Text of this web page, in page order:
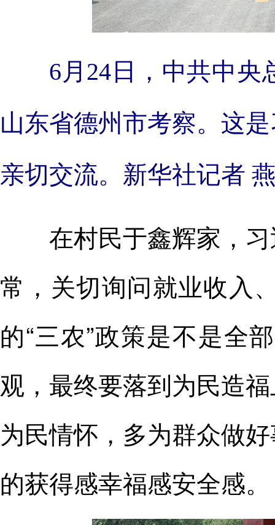
6月24日，中共中
山东省德州市考察。这
亲切交流。新华社记者
在村民于鑫辉家，习
常，关切询问就业收入
的“三农”政策是不是全
观，最终要落到为民造
为民情怀，多为群众做
的获得感幸福感安全感。